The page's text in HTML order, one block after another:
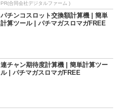
PR(合同会社デジタルファーム )
パチンコスロット交換額計算機 | 簡単
計算ツール | パチマガスロマガFREE
連チャン期待度計算機 | 簡単計算ツー
ル | パチマガスロマガFREE